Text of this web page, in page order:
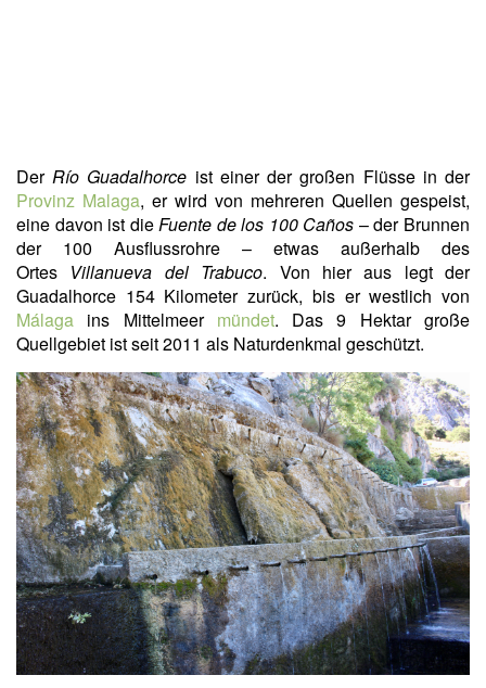
DerRío Guadalhorce ist einer der großen Flüsse in der
Provinz Malaga, er wird von mehreren Quellen gespeist,
eine davon ist dieFuente de los 100 Caños – der Brunnen
der 100 Ausflussrohre – etwas außerhalb des
Ortes Villanueva del Trabuco. Von hier aus legt der
Guadalhorce 154 Kilometer zurück, bis er westlich von
Málaga ins Mittelmeer mündet. Das 9 Hektar große
Quellgebiet ist seit 2011 als Naturdenkmal geschützt.